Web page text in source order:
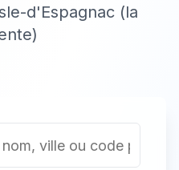
d'Espagnac (la